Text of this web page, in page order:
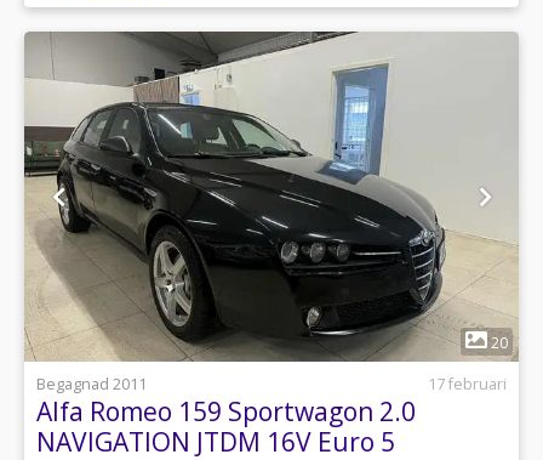
1
20
Begagnad 2011
17 februari
Alfa Romeo 159 Sportwagon 2.0
NAVIGATION JTDM 16V Euro 5